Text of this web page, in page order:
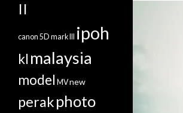
II
canon 5D mark III ipoh
kl malaysia
model MVnew
perakphoto